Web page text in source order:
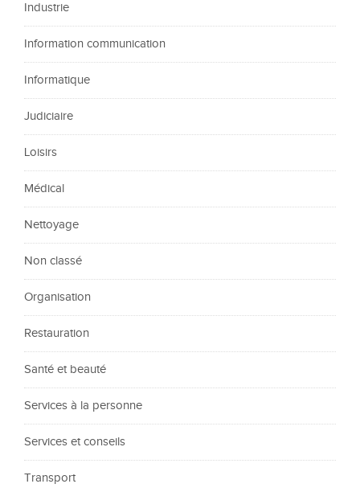
Industrie
Information communication
Informatique
Judiciaire
Loisirs
Médical
Nettoyage
Non classé
Organisation
Restauration
Santé et beauté
Services à la personne
Services et conseils
Transport